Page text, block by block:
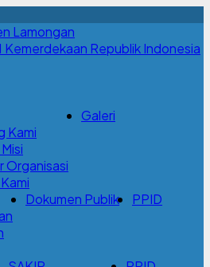
Kami
Organisasi
Galeri
Dokumen Publik PPID